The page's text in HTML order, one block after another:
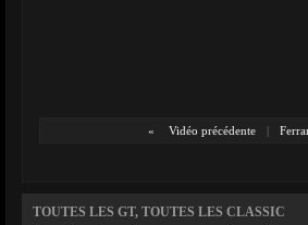
« Vidéo précédente |
TOUTES LES GT, TOUTES LES CLASSIC